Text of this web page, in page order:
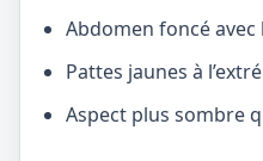
Abdomen foncé
Pattes jaunes à
Aspect plus sombre